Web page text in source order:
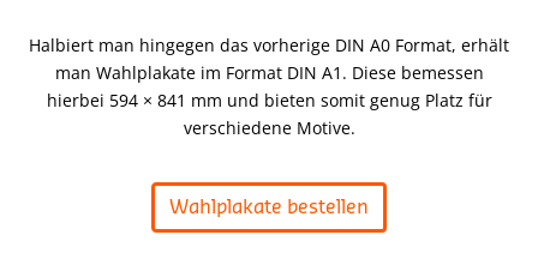
Halbiert man hingegen das vorherige DIN A0 Format, erhält
man Wahlplakate im Format DIN A1. Diese bemessen
hierbei 594 × 841 mm und bieten somit genug Platz für
verschiedene Motive.
Wahlplakate bestellen